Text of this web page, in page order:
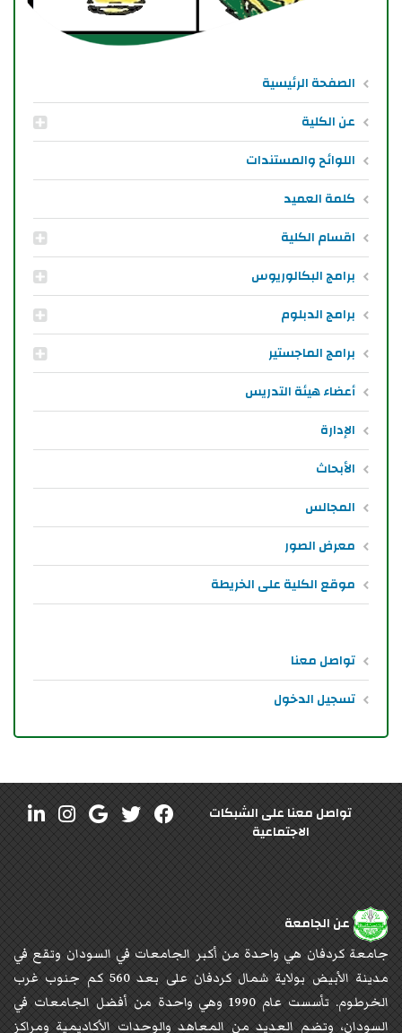
الصفحة الرئيسية
عن الكلية
اللوائح والمستندات
كلمة العميد
اقسام الكلية
برامج البكالوريوس
برامج الدبلوم
برامج الماجستير
أعضاء هيئة التدريس
الإدارة
الأبحاث
المجالس
معرض الصور
موقع الكلية على الخريطة
تواصل معنا
تسجيل الدخول
تواصل معنا على الشبكات
الاجتماعية
عن الجامعة
جامعة كردفان هي واحدة من أكبر الجامعات في السودان وتقع في
مدينة الأبيض بولاية شمال كردفان على بعد 560 كم جنوب غرب
الخرطوم. تأسست عام 1990 وهي واحدة من أفضل الجامعات في
السودان، وتضم العديد من المعاهد والوحدات الأكاديمية ومراكز